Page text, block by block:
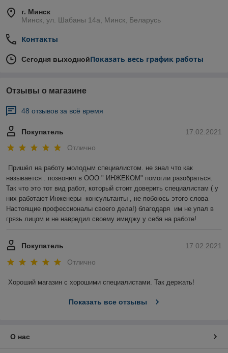
г. Минск
Минск, ул. Шабаны 14а, Минск, Беларусь
Контакты
Сегодня выходнойПоказать весь график работы
Отзывы о магазине
48 отзывов за всё время
17.02.2021
Покупатель
Отлично
Пришёл на работу молодым специалистом. не знал что как
называется . позвонил в ООО " ИНЖЕКОМ" помогли разобраться.
Так что это тот вид работ, который стоит доверить специалистам ( у
них работают Инженеры -консультанты , не побоюсь этого слова
Настоящие профессионалы своего дела!) благодаря  им не упал в
грязь лицом и не навредил своему имиджу у себя на работе!
17.02.2021
Покупатель
Отлично
Хороший магазин с хорошими специалистами. Так держать!
Показать все отзывы
О нас